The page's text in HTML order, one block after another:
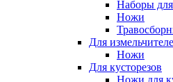
Наборы
Ножи
Для
Ножи
Для кусторезов
Ножи для